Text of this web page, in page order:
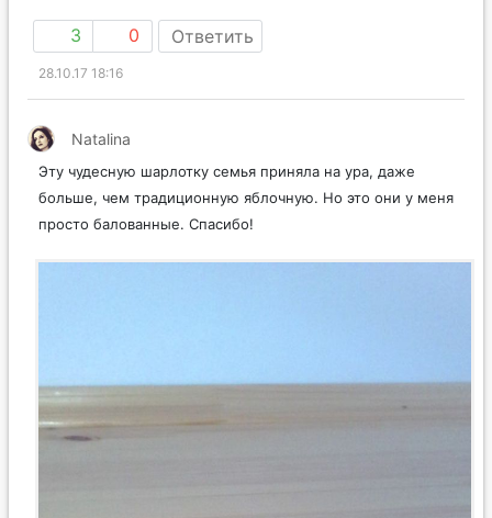
3 0 Ответить
28.10.17 18:16
Natalina
Эту чудесную шарлотку семья приняла на ура, даже
больше, чем традиционную яблочную. Но это они у меня
просто балованные. Спасибо!